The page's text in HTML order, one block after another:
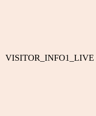
VISITOR_INFO1_LIVE